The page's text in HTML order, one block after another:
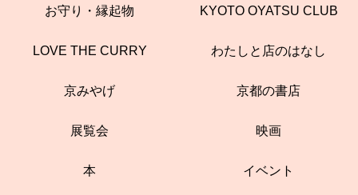
お守り・縁起物 KYOTO OYATSU CLUB
LOVE THE CURRY わたしと店のはなし
京みやげ 京都の書店
展覧会 映画
本 イベント